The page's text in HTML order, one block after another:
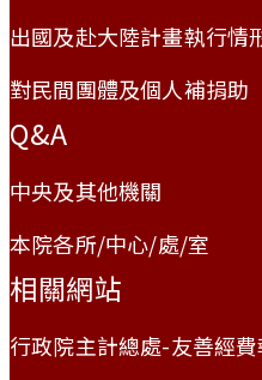
出國及赴大陸計畫執行情
對民間團體及個人補捐助
Q&A
中央及其他機關
本院各所/中心/處/室
相關網站
行政院主計總處-友善經